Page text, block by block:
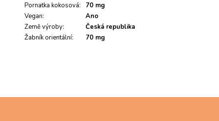
Pornatka kokosová:
70 mg
Vegan:
Ano
Země výroby:
Česká republika
Žabník orientální: 70 mg